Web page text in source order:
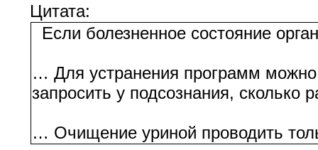
Цитата:
Если болезненное состояние
… Для устранения программ можно
запросить у подсознания,
… Очищение уриной проводить